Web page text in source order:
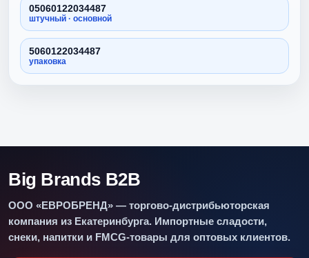
05060122034487
штучный · основной
5060122034487
упаковка
Big Brands B2B
ООО «ЕВРОБРЕНД» — торгово-дистрибьюторская
компания из Екатеринбурга. Импортные сладости,
снеки, напитки и FMCG-товары для оптовых клиентов.